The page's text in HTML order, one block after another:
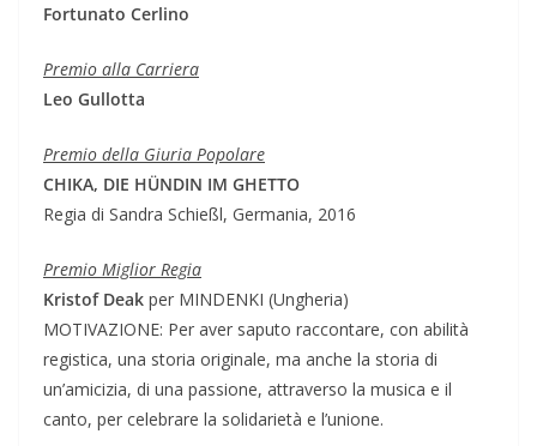
Fortunato Cerlino
Premio alla Carriera
Leo Gullotta
Premio della Giuria Popolare
CHIKA, DIE HÜNDIN IM GHETTO
Regia di Sandra Schießl, Germania, 2016
Premio Miglior Regia
Kristof Deak per MINDENKI (Ungheria)
MOTIVAZIONE: Per aver saputo raccontare, con abilità
registica, una storia originale, ma anche la storia di
un’amicizia, di una passione, attraverso la musica e il
canto, per celebrare la solidarietà e l’unione.